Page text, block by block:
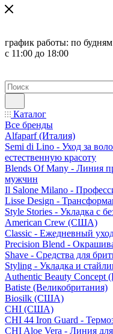
график работы: по будням
с 11:00 до 18:00
Каталог
Все бренды
Alfaparf (Италия)
Semi di Lino - Уход за
естественную красоту
Blends Of Many - Линия
мужчин
Il Salone Milano -
Lisse Design -
Style Stories - Укладка с
American Crew (США)
Classic - Ежедневный
Precision Blend -
Shave - Средства для
Styling - Укладка и
Authentic Beauty Concept
Batiste (Великобритания)
Biosilk (США)
CHI (США)
CHI 44 Iron Guard -
CHI Aloe Vera - Линия